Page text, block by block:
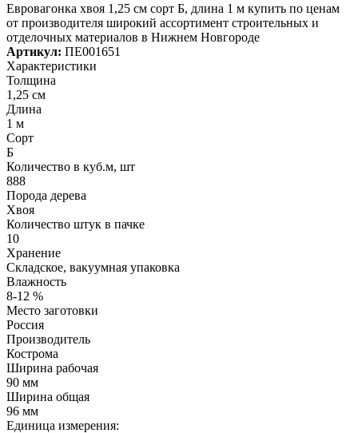
Евровагонка хвоя 1,25 см сорт Б, длина 1 м купить по ценам
от производителя широкий ассортимент строительных и
отделочных материалов в Нижнем Новгороде
Артикул: ПЕ001651
Характеристики
Толщина
1,25 см
Длина
1 м
Сорт
Б
Количество в куб.м, шт
888
Порода дерева
Хвоя
Количество штук в пачке
10
Хранение
Складское, вакуумная упаковка
Влажность
8-12 %
Место заготовки
Россия
Производитель
Кострома
Ширина рабочая
90 мм
Ширина общая
96 мм
Единица измерения: